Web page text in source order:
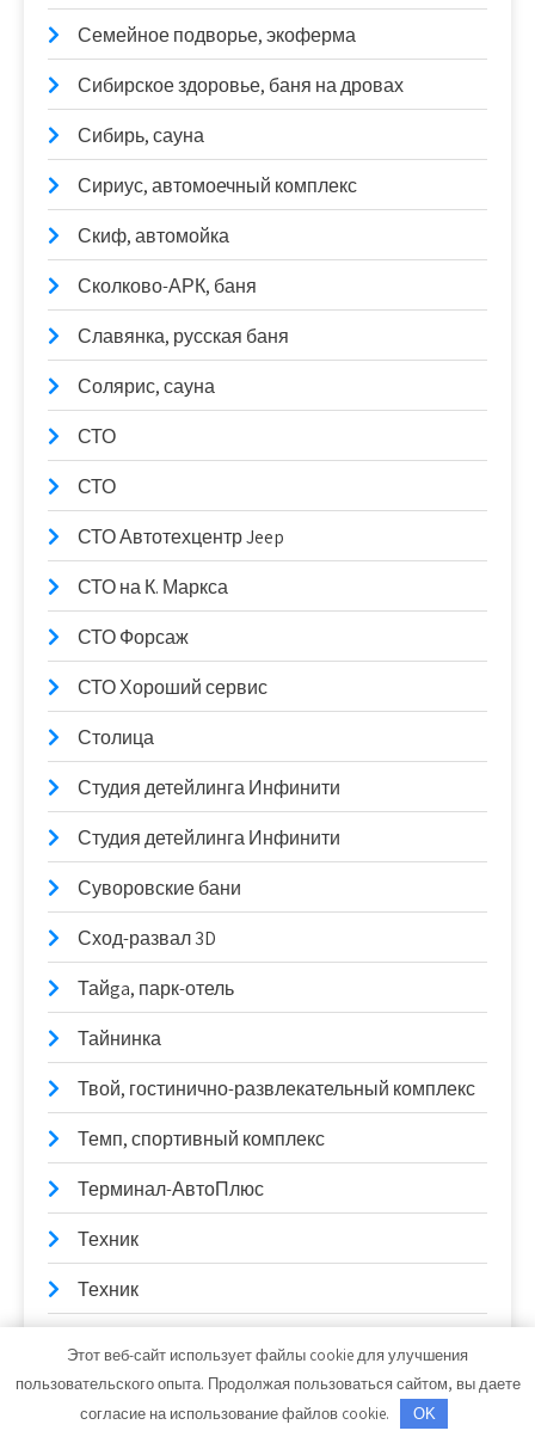
Семейное подворье, экоферма
Сибирское здоровье, баня на дровах
Сибирь, сауна
Сириус, автомоечный комплекс
Скиф, автомойка
Сколково-АРК, баня
Славянка, русская баня
Солярис, сауна
СТО
СТО
СТО Автотехцентр Jeep
СТО на К. Маркса
СТО Форсаж
СТО Хороший сервис
Столица
Студия детейлинга Инфинити
Студия детейлинга Инфинити
Суворовские бани
Сход-развал 3D
Тайga, парк-отель
Тайнинка
Твой, гостинично-развлекательный комплекс
Темп, спортивный комплекс
Терминал-АвтоПлюс
Техник
Техник
Тонус, сауна
Этот веб-сайт использует файлы cookie для улучшения
пользовательского опыта. Продолжая пользоваться сайтом, вы даете
согласие на использование файлов cookie.
OK